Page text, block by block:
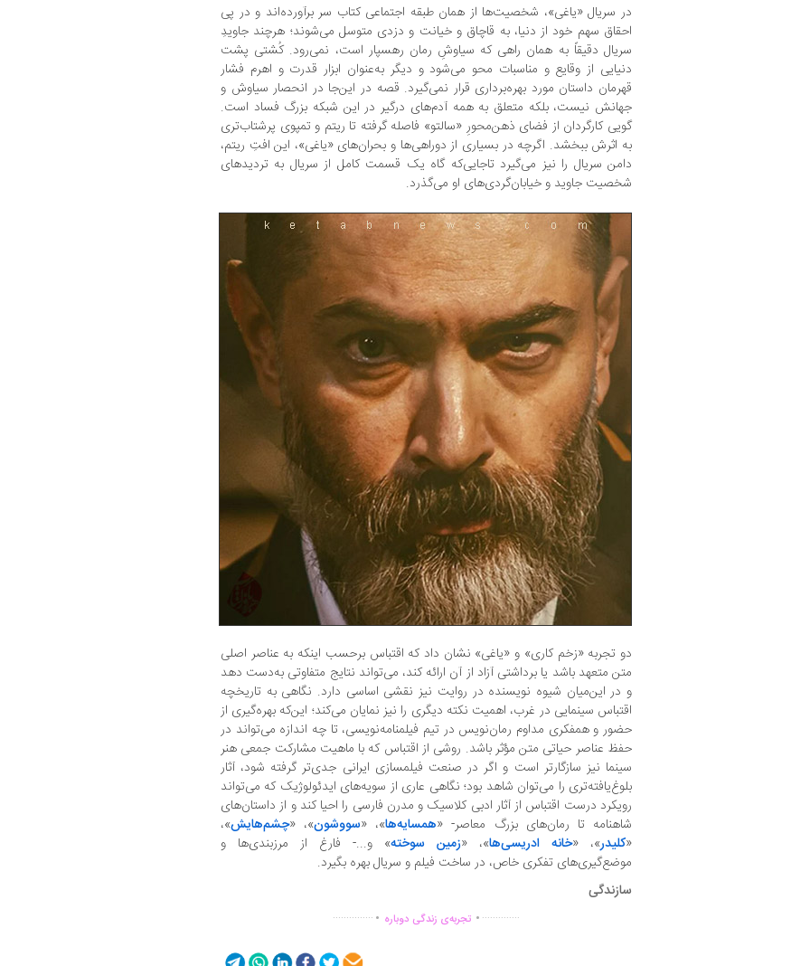
در سریال «یاغی»، شخصیت‌ها از همان طبقه‌ اجتماعی کتاب سر برآورده‌اند و در پی
احقاق سهم خود از دنیا، به قاچاق و خیانت و دزدی متوسل می‌شوند؛ هرچند جاویدِ
سریال دقیقاً به همان راهی که سیاوشِ رمان رهسپار است، نمی‌رود. کُشتی پشت
دنیایی از وقایع و مناسبات محو می‌شود و دیگر به‌عنوان ابزار قدرت و اهرم فشار
قهرمان داستان مورد بهره‌برداری قرار نمی‌گیرد. قصه در این‌جا در انحصار سیاوش و
جهانش نیست، بلکه متعلق به همه‌ آدم‌های درگیر در این شبکه‌ بزرگ فساد است.
گویی کارگردان از فضای ذهن‌محورِ «سالتو» فاصله گرفته تا ریتم و تمپوی پرشتاب‌تری
به اثرش ببخشد. اگرچه در بسیاری از دوراهی‌ها و بحران‌های «یاغی»، این افتِ ریتم،
دامن سریال را نیز می‌گیرد تاجایی‌که گاه یک قسمت کامل از سریال به تردیدهای
شخصیت جاوید و خیابان‌گردی‌های او می‌گذرد.
دو تجربه‌ «زخم کاری» و «یاغی» نشان داد که اقتباس برحسب اینکه به عناصر اصلی
متن متعهد باشد یا برداشتی آزاد از آن ارائه کند، می‌تواند نتایج متفاوتی به‌دست دهد
و در این‌میان شیوه‌ نویسنده در روایت نیز نقشی اساسی دارد. نگاهی به تاریخچه‌
اقتباس سینمایی در غرب، اهمیت نکته‌ دیگری را نیز نمایان می‌کند؛ این‌که بهره‌گیری از
حضور و همفکری مداوم رمان‌نویس در تیم فیلمنامه‌نویسی، تا چه اندازه می‌تواند در
حفظ عناصر حیاتی متن‌ مؤثر باشد. روشی از اقتباس که با ماهیت مشارکت جمعی هنر
سینما نیز سازگارتر است و اگر در صنعت فیلمسازی ایرانی جدی‌تر گرفته شود، آثار
بلوغ‌یافته‌تری را می‌توان شاهد بود؛ نگاهی عاری از سویه‌های ایدئولوژیک که می‌تواند
رویکرد درست اقتباس از آثار ادبی کلاسیک و مدرن فارسی را احیا کند و از داستان‌های
شاهنامه تا رمان‌های بزرگ معاصر- «همسایه‌ها»، «سووشون»، «چشم‌هایش»،
«کلیدر»، «خانه ادریسی‌ها»، «زمین سوخته» و...- فارغ از مرزبندی‌ها و
موضع‌گیری‌های تفکری خاص، در ساخت فیلم و سریال بهره بگیرد.
سازندگی
............... . تجربه‌ی زندگی دوباره . ..............